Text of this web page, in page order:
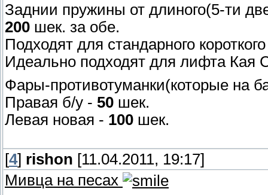
Заднии пружины от длиного(5-ти
200 шек. за обе.
Подходят для стандарного
Идеально подходят для лифта Кая
Фары-противотуманки(которые на
Правая б/у - 50 шек.
Левая новая - 100 шек.
[4] rishon [11.04.2011, 19:17]
Мивца на песах